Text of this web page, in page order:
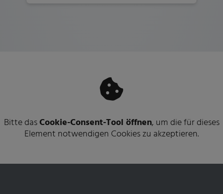
Bitte dasCookie-Consent-Tool öffnen, um die für dieses
Element notwendigen Cookies zu akzeptieren.